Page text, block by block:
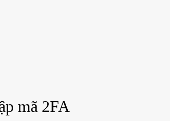
mã 2FA